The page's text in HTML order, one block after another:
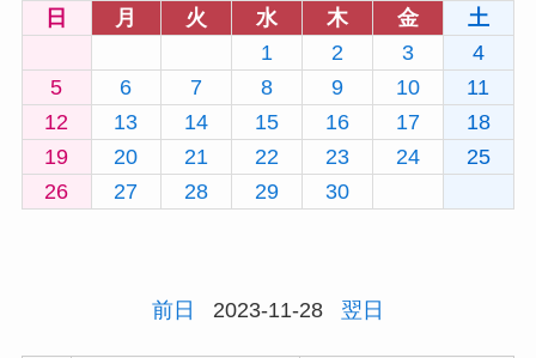
日 月 火 水 木 金
土
1
2 3
4
5
6 7 8 9 10
11
12
13 14 15 16 17
18
19
20 21 22 23 24
25
26
27 28 29 30
前日 2023-11-28 翌日